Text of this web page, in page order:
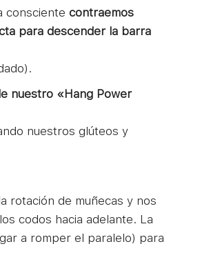
consciente contraemos
para descender la barra
nuestro «Hang Power
nuestros glúteos y
rotación de muñecas y nos
codos hacia adelante. La
a romper el paralelo) para